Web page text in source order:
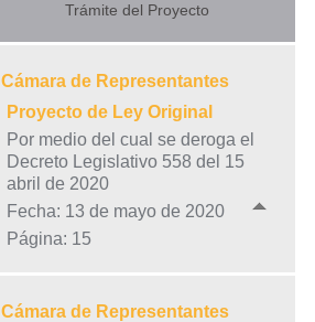
Trámite del Proyecto
Cámara de Representantes
Proyecto de Ley Original
Por medio del cual se deroga el
Decreto Legislativo 558 del 15
abril de 2020
Fecha: 13 de mayo de 2020
Página: 15
Cámara de Representantes